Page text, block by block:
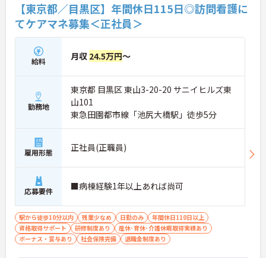
【東京都／目黒区】年間休日115日◎訪問看護に
てケアマネ募集＜正社員＞
給料 月収 24.5万円～
勤務地
東京都 目黒区 東山3-20-20 サニイヒルズ東
山101
東急田園都市線「池尻大橋駅」徒歩5分
雇用形態 正社員(正職員)
応募要件 ■病棟経験1年以上あれば尚可
駅から徒歩10分以内 残業少なめ 日勤のみ
年間休日110日以上
資格取得サポート
研修制度あり
産休･育休･介護休暇取得実績あり
ボーナス・賞与あり
社会保険完備 退職金制度あり